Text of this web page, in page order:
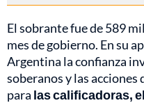
El sobrante fue de 589
mes de gobierno. En su
Argentina la confianza
soberanos y las acciones
para las calificadoras,